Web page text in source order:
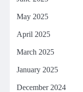
May 2025
April 2025
March 2025
January 2025
December 2024